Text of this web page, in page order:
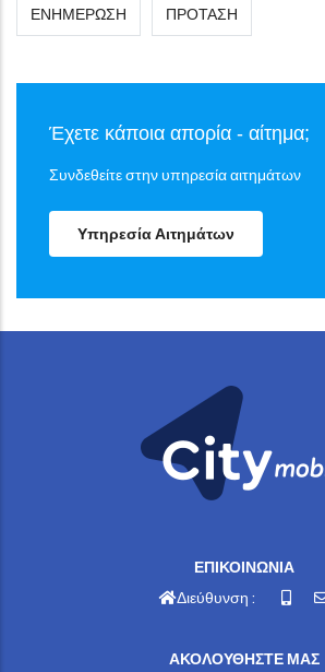
ΕΝΗΜΕΡΩΣΗ ΠΡΟΤΑΣΗ
Έχετε κάποια απορία - αίτημα;
Συνδεθείτε στην υπηρεσία αιτημάτων
Υπηρεσία Αιτημάτων
ΕΠΙΚΟΙΝΩΝΙΑ
Διεύθυνση :
ΑΚΟΛΟΥΘΗΣΤΕ ΜΑΣ